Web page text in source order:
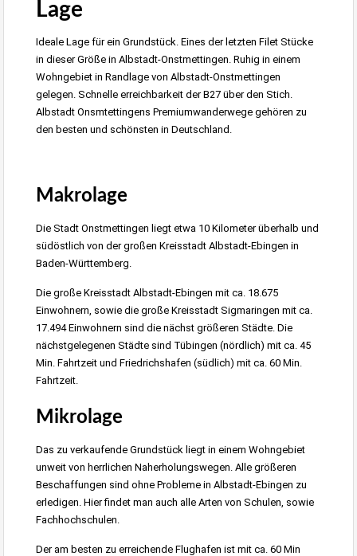
Lage
Ideale Lage für ein Grundstück. Eines der letzten Filet Stücke
in dieser Größe in Albstadt-Onstmettingen. Ruhig in einem
Wohngebiet in Randlage von Albstadt-Onstmettingen
gelegen. Schnelle erreichbarkeit der B27 über den Stich.
Albstadt Onsmtettingens Premiumwanderwege gehören zu
den besten und schönsten in Deutschland.
Makrolage
Die Stadt Onstmettingen liegt etwa 10 Kilometer überhalb und
südöstlich von der großen Kreisstadt Albstadt-Ebingen in
Baden-Württemberg.
Die große Kreisstadt Albstadt-Ebingen mit ca. 18.675
Einwohnern, sowie die große Kreisstadt Sigmaringen mit ca.
17.494 Einwohnern sind die nächst größeren Städte. Die
nächstgelegenen Städte sind Tübingen (nördlich) mit ca. 45
Min. Fahrtzeit und Friedrichshafen (südlich) mit ca. 60 Min.
Fahrtzeit.
Mikrolage
Das zu verkaufende Grundstück liegt in einem Wohngebiet
unweit von herrlichen Naherholungswegen. Alle größeren
Beschaffungen sind ohne Probleme in Albstadt-Ebingen zu
erledigen. Hier findet man auch alle Arten von Schulen, sowie
Fachhochschulen.
Der am besten zu erreichende Flughafen ist mit ca. 60 Min